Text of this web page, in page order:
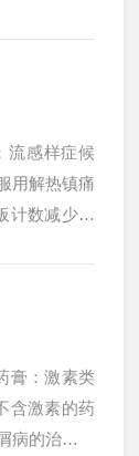
流感样症候
用解热镇痛
计数减少。
膏：激素类
含激素的药
的治疗方